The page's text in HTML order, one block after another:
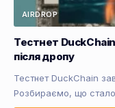
AIRDROP
Тестнет
після дропу
Тестнет DuckChain
Розбираємо, що